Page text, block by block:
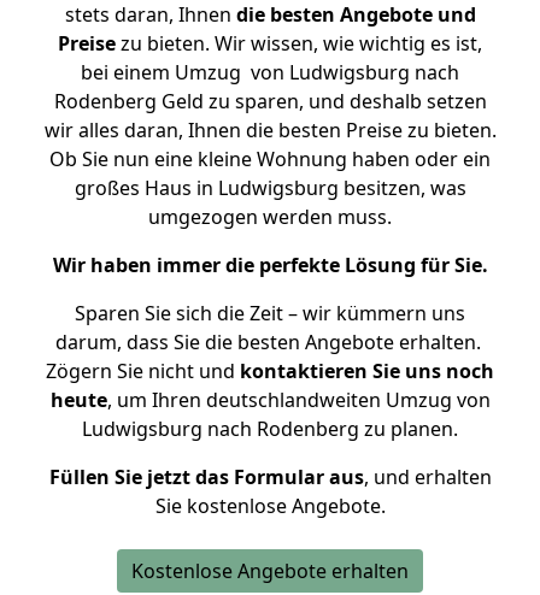
stets daran, Ihnen die besten Angebote und
Preisezu bieten. Wir wissen, wie wichtig es ist,
bei einem Umzug von Ludwigsburg nach
Rodenberg Geld zu sparen, und deshalb setzen
wir alles daran, Ihnen die besten Preise zu bieten.
Ob Sie nun eine kleine Wohnung haben oder ein
großes Haus in Ludwigsburg besitzen, was
umgezogen werden muss.
Wir haben immer die perfekte Lösung für Sie.
Sparen Sie sich die Zeit – wir kümmern uns
darum, dass Sie die besten Angebote erhalten.
Zögern Sie nicht und kontaktieren Sie uns noch
heute, um Ihren deutschlandweiten Umzug von
Ludwigsburg nach Rodenberg zu planen.
Füllen Sie jetzt das Formular aus, und erhalten
Sie kostenlose Angebote.
Kostenlose Angebote erhalten